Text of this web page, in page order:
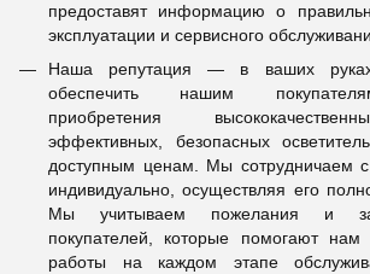
предоставят информацию о
эксплуатации и сервисного
Наша репутация — в ваших
обеспечить нашим
приобретения
эффективных, безопасных
доступным ценам. Мы сотрудничаем
индивидуально, осуществляя его
Мы учитываем пожелания и
покупателей, которые помогают нам
работы на каждом этапе